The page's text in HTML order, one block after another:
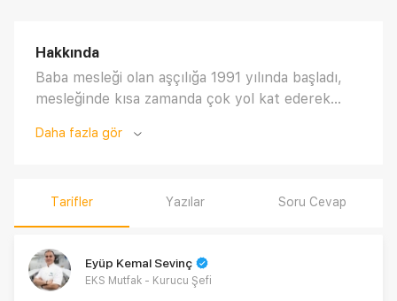
Hakkında
Baba mesleği olan aşçılığa 1991 yılında başladı,
mesleğinde kısa zamanda çok yol kat ederek
kazandırdı. 1995 yılında ilk defa düzenlenen
İngiltere’nin başkenti Londra’da düzenlenen
Dünya Aşçılar yarışmasında hamur işi dalında
altın madalya kazanarak yine bir ilki
gerçekleştirip uluslararası yemek yarışmalarında
Türkiye’ye ilk altın madalyayı kazandıran isim
Daha fazla gör
Tarifler Yazılar Soru Cevap
Eyüp Kemal Sevinç
EKS Mutfak - Kurucu Şefi